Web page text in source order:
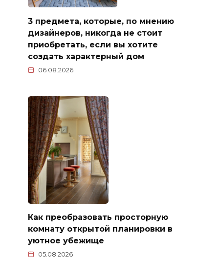
3 предмета, которые, по мнению
дизайнеров, никогда не стоит
приобретать, если вы хотите
создать характерный дом
06.08.2026
Как преобразовать просторную
комнату открытой планировки в
уютное убежище
05.08.2026